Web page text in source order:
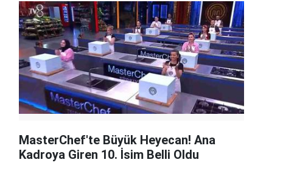
MasterChef'te Büyük Heyecan! Ana
Kadroya Giren 10. İsim Belli Oldu